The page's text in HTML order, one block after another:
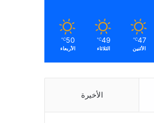
47
℃
الأثنين
49
℃
الثلاثاء
50
℃
الأربعاء
الأخيرة